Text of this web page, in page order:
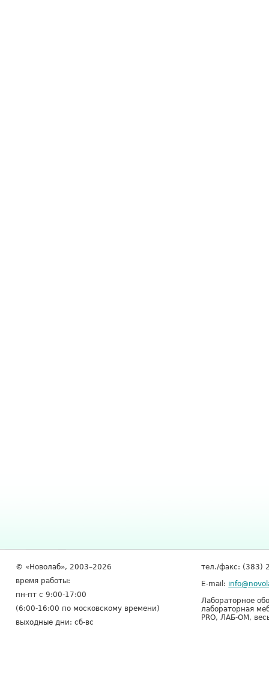
© «Новолаб», 2003–2026
время работы:
пн-пт с 9:00-17:00
(6:00-16:00 по московскому времени)
выходные дни: сб-вс
тел./факс: (383)
E-mail:
Лабораторное
лабораторная
PRO, ЛАБ-ОМ,